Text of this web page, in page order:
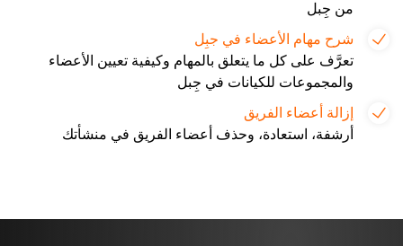
من جِبل
شرح مهام الأعضاء في جبِل
تعرَّف على كل ما يتعلق بالمهام وكيفية تعيين الأعضاء
والمجموعات للكيانات في جِبل
إزالة أعضاء الفريق
أرشفة، استعادة، وحذف أعضاء الفريق في منشأتك